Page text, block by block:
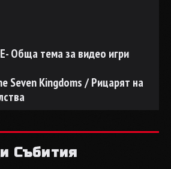
Обща тема за видео игри
Seven Kingdoms / Рицарят на
Събития